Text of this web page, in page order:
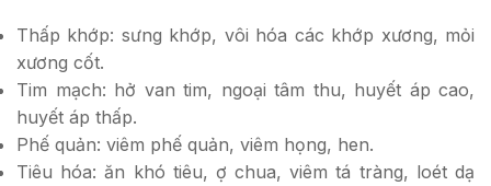
Thấp khớp: sưng khớp, vôi hóa các khớp xương, mỏi
xương cốt.
Tim mạch: hở van tim, ngoại tâm thu, huyết áp cao,
huyết áp thấp.
Phế quản: viêm phế quản, viêm họng, hen.
Tiêu hóa: ăn khó tiêu, ợ chua, viêm tá tràng, loét dạ